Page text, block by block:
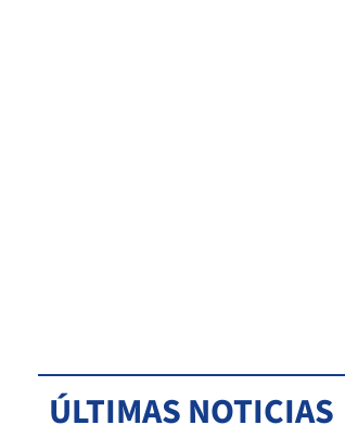
ÚLTIMAS NOTICIAS